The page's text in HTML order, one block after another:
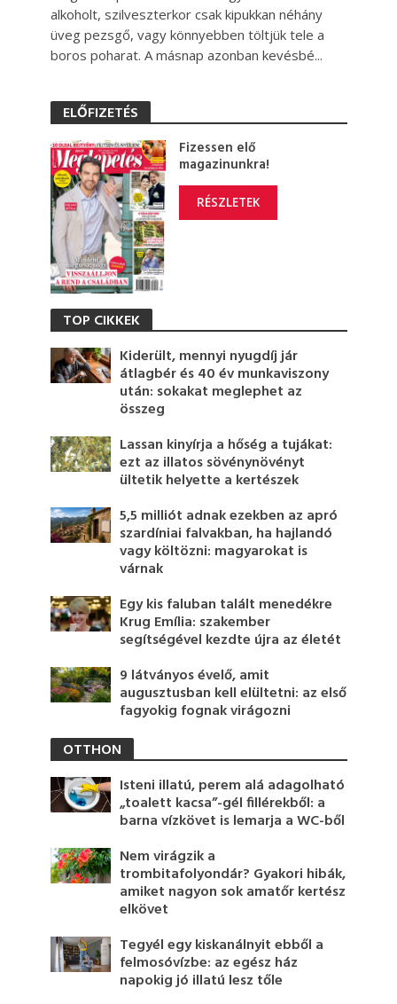
alkoholt, szilveszterkor csak kipukkan néhány
üveg pezsgő, vagy könnyebben töltjük tele a
boros poharat. A másnap azonban kevésbé...
ELŐFIZETÉS
Fizessen elő
magazinunkra!
RÉSZLETEK
TOP CIKKEK
Kiderült, mennyi nyugdíj jár
átlagbér és 40 év munkaviszony
után: sokakat meglephet az
összeg
Lassan kinyírja a hőség a tujákat:
ezt az illatos sövénynövényt
ültetik helyette a kertészek
5,5 milliót adnak ezekben az apró
szardíniai falvakban, ha hajlandó
vagy költözni: magyarokat is
várnak
Egy kis faluban talált menedékre
Krug Emília: szakember
segítségével kezdte újra az életét
9 látványos évelő, amit
augusztusban kell elültetni: az első
fagyokig fognak virágozni
OTTHON
Isteni illatú, perem alá adagolható
„toalett kacsa”-gél fillérekből: a
barna vízkövet is lemarja a WC-ből
Nem virágzik a
trombitafolyondár? Gyakori hibák,
amiket nagyon sok amatőr kertész
elkövet
Tegyél egy kiskanálnyit ebből a
felmosóvízbe: az egész ház
napokig jó illatú lesz tőle